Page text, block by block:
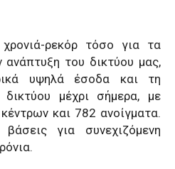
ρεκόρ τόσο για τα
του δικτύου μας,
υψηλά έσοδα και τη
μέχρι σήμερα, με
και 782 ανοίγματα.
για συνεχιζόμενη